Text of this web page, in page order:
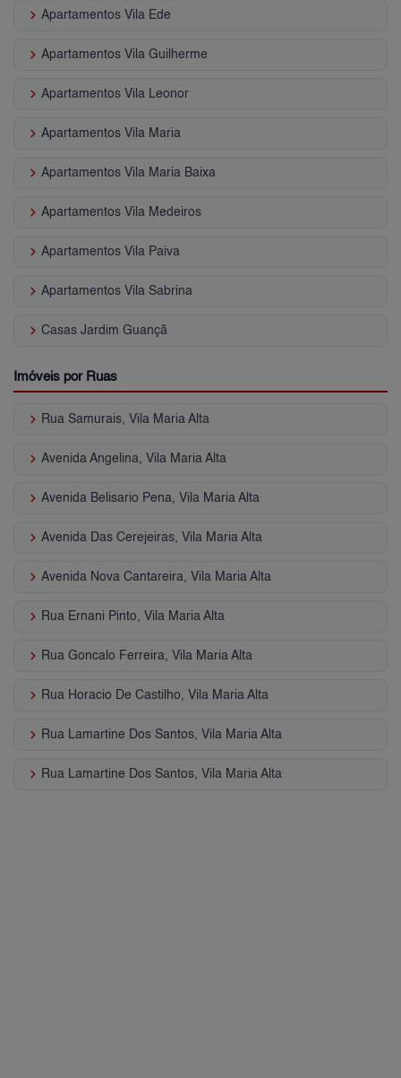
keyboard_arrow_right Apartamentos Vila Ede
keyboard_arrow_right Apartamentos Vila Guilherme
keyboard_arrow_right Apartamentos Vila Leonor
keyboard_arrow_right Apartamentos Vila Maria
keyboard_arrow_right Apartamentos Vila Maria Baixa
keyboard_arrow_right Apartamentos Vila Medeiros
keyboard_arrow_right Apartamentos Vila Paiva
keyboard_arrow_right Apartamentos Vila Sabrina
keyboard_arrow_right Casas Jardim Guançã
Imóveis por Ruas
keyboard_arrow_right Rua Samurais, Vila Maria Alta
keyboard_arrow_right Avenida Angelina, Vila Maria Alta
keyboard_arrow_right Avenida Belisario Pena, Vila Maria Alta
keyboard_arrow_right Avenida Das Cerejeiras, Vila Maria Alta
keyboard_arrow_right Avenida Nova Cantareira, Vila Maria Alta
keyboard_arrow_right Rua Ernani Pinto, Vila Maria Alta
keyboard_arrow_right Rua Goncalo Ferreira, Vila Maria Alta
keyboard_arrow_right Rua Horacio De Castilho, Vila Maria Alta
keyboard_arrow_right Rua Lamartine Dos Santos, Vila Maria Alta
keyboard_arrow_right Rua Lamartine Dos Santos, Vila Maria Alta